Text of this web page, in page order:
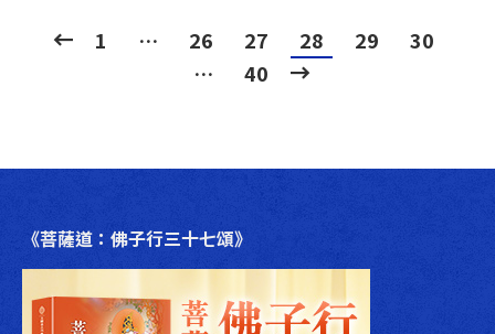
1 … 26 27 28 29
30
…
40
《菩薩道：佛子行三十七頌》